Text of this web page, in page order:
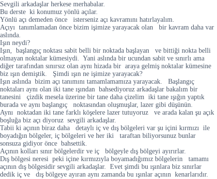
Sevgili arkadaşlar herkese merhabalar.
Bu derste ki konumuz yönlü açılar.
Yönlü açı demeden önce isterseniz açı kavramını hatırlayalım.
Açıyı tanımlamadan önce bizim işimize yarayacak olan bir kavram daha var
aslında.
Işın neydi?
Işın, başlangıç noktası sabit belli bir noktada başlayan ve bittiği nokta belli
olmayan noktalar kümesiydi. Yani aslında bir ucundan sabit ve sınırlı ama
diğer tarafından sınırsız olan aynı hizada bir araya gelmiş noktalar kümesine
biz ışın demiştik. Şimdi ışın ne işimize yarayacak?
Işın aslında bizim açı tanımını tamamlamamıza yarayacak. Başlangıç
noktaları aynı olan iki tane ışından bahsediyoruz arkadaşlar bakalım bir
tanesini çizdik mesela üzerine bir tane daha çizelim iki tane ışığın yaptık
burada ve aynı başlangıç noktasından oluşmuşlar, lazer gibi düşünün.
Aynı noktadan iki tane farklı köşelere lazer tutuyoruz ve arada kalan şu açık
boşluğa biz açı diyoruz sevgili arkadaşlar.
Tabii ki açının biraz daha detaylı iç ve dış bölgeleri var şu içini kırmızı ile
boyadığın bölgeler, iç bölgeleri ve her iki taraftan biliyorsunuz bunlar
sonsuza gidiyor önce bahsettik.
Açının kolları sınır bölgelerdir ve iç bölgeyle dış bölgeyi ayırırlar.
Dış bölgesi neresi peki içine kırmızıyla boyamadığımız bölgelerin tamamı
açının dış bölgesidir sevgili arkadaşlar. Evet şimdi bu ışınlara biz sınırlar
dedik iç ve dış bölgeye ayıran aynı zamanda bu ışınlar açının kenarlarıdır.